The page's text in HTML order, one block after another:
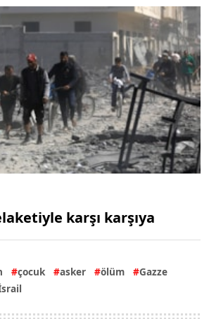
karşı karşıya
çocuk asker ölüm
Gazze